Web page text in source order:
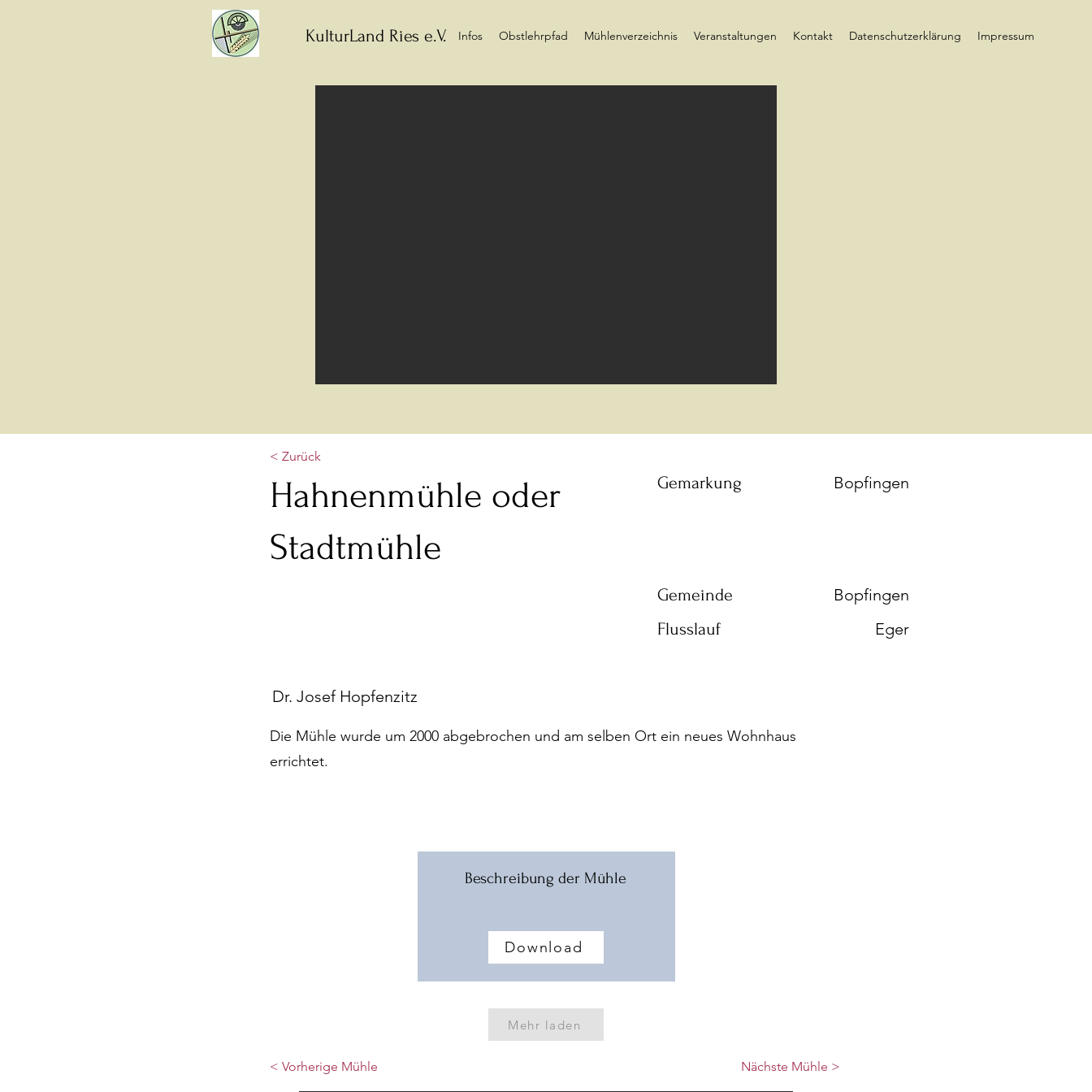
Infos Obstlehrpfad Mühlenverzeichnis Veranstaltungen Kontakt Datenschutzerklärung Impressum
KulturLand Ries e.V.
Hahnenmühle oder
Stadtmühle
< Zurück
Gemarkung Bopfingen
Gemeinde
Bopfingen
Flusslauf
Eger
Dr. Josef Hopfenzitz
Die Mühle wurde um 2000 abgebrochen und am selben Ort ein neues Wohnhaus
errichtet.
Beschreibung der Mühle
Download
Mehr laden
< Vorherige Mühle Nächste Mühle >